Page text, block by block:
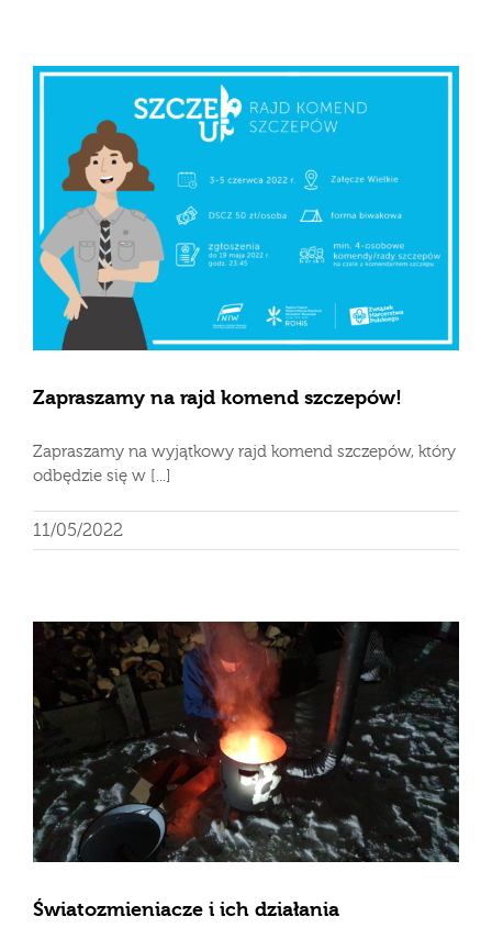
Zapraszamy na rajd komend szczepów!
Zapraszamy na wyjątkowy rajd komend szczepów, który
odbędzie się w [...]
11/05/2022
Światozmieniacze i ich działania